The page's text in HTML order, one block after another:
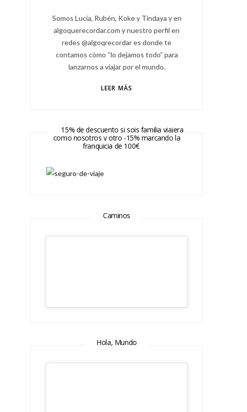
Somos Lucía, Rubén, Koke y Tindaya y en
algoquerecordar.com y nuestro perfil en
redes @algoqrecordar es donde te
contamos cómo “lo dejamos todo” para
lanzarnos a viajar por el mundo.
LEER MÁS
15% de descuento si sois familia viajera
como nosotros y otro -15% marcando la
franquicia de 100€
Caminos
Hola, Mundo